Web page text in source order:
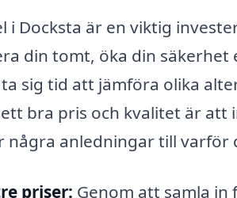
i Docksta är en viktig
din tomt, öka din säkerhet
sig tid att jämföra olika
bra pris och kvalitet är
några anledningar till varför
priser: Genom att samla